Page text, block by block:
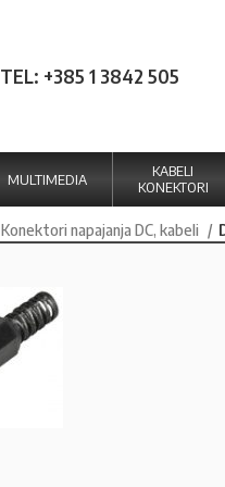
TEL: +385 1 3842 505
MULTIMEDIA
KABELI
KONEKTORI
Konektori napajanja DC, kabeli